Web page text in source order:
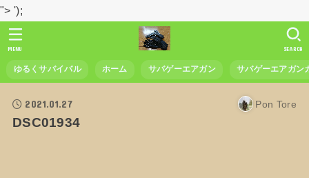
"> ');
ゆるくサバイバル ホーム サバゲーエアガン サバゲーエアガン
SEARCH
MENU
2021.01.27 Pon Tore
DSC01934